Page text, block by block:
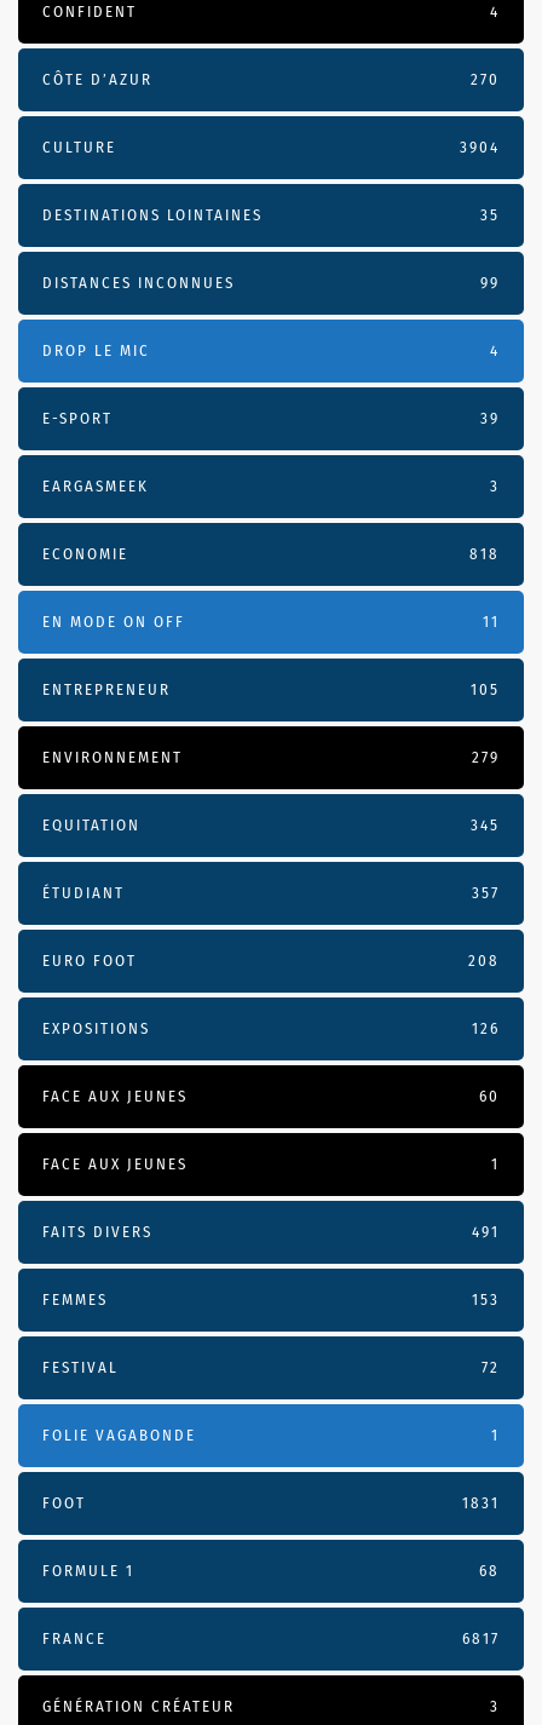
CONFIDENT 4
CÔTE D’AZUR 270
CULTURE 3904
DESTINATIONS LOINTAINES 35
DISTANCES INCONNUES 99
DROP LE MIC 4
E-SPORT 39
EARGASMEEK 3
ECONOMIE 818
EN MODE ON OFF 11
ENTREPRENEUR 105
ENVIRONNEMENT 279
EQUITATION 345
ÉTUDIANT 357
EURO FOOT 208
EXPOSITIONS 126
FACE AUX JEUNES 60
FACE AUX JEUNES 1
FAITS DIVERS 491
FEMMES 153
FESTIVAL 72
FOLIE VAGABONDE 1
FOOT 1831
FORMULE 1 68
FRANCE 6817
GÉNÉRATION CRÉATEUR 3